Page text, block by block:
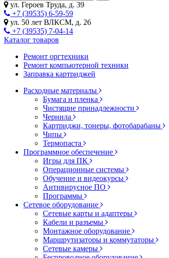
ул. Героев Труда, д. 39
+7 (39535) 6-59-59
ул. 50 лет ВЛКСМ, д. 26
+7 (39535) 7-04-14
Каталог товаров
Ремонт оргтехники
Ремонт компьютерной техники
Заправка картриджей
Расходные материалы
Бумага и пленка
Чистящие принадлежности
Чернила
Картриджи, тонеры, фотобарабаны
Чипы
Термопаста
Программное обеспечение
Игры для ПК
Операционные системы
Обучение и видеокурсы
Антивирусное ПО
Программы
Сетевое оборудование
Сетевые карты и адаптеры
Кабели и разъемы
Монтажное оборудование
Маршрутизаторы и коммутаторы
Сетевые камеры